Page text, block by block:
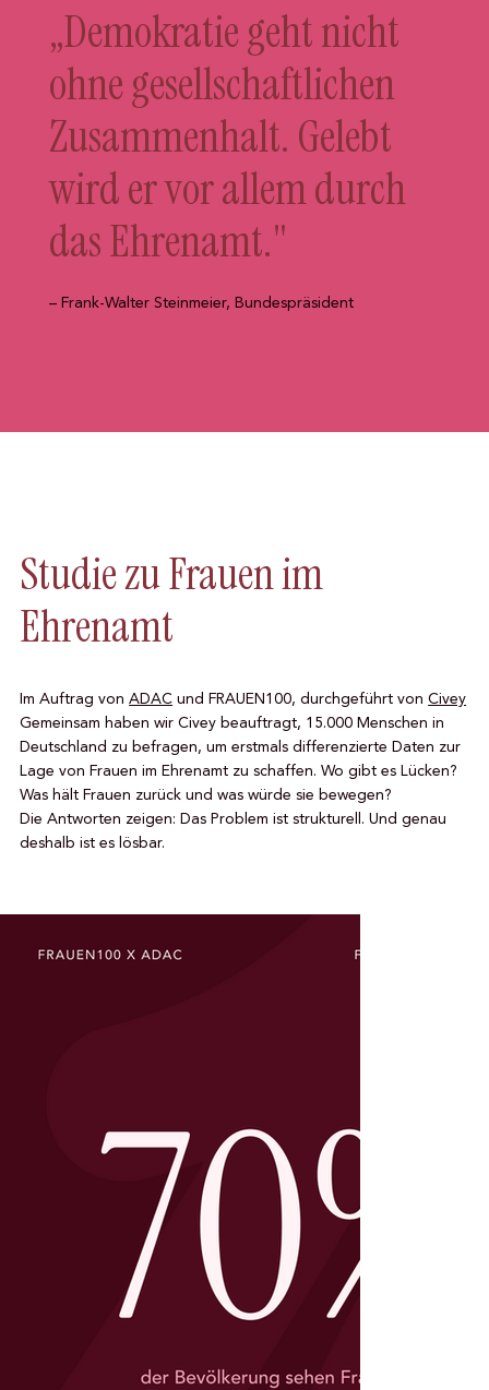
„Demokratie geht nicht
ohne gesellschaftlichen
Zusammenhalt. Gelebt
wird er vor allem durch
das Ehrenamt."
– Frank-Walter Steinmeier, Bundespräsident
Studie zu Frauen im
Ehrenamt
Im Auftrag vonADACund FRAUEN100, durchgeführt vonCivey
Gemeinsam haben wir Civey beauftragt, 15.000 Menschen in
Deutschland zu befragen, um erstmals differenzierte Daten zur
Lage von Frauen im Ehrenamt zu schaffen. Wo gibt es Lücken?
Was hält Frauen zurück und was würde sie bewegen?
Die Antworten zeigen: Das Problem ist strukturell. Und genau
deshalb ist es lösbar.